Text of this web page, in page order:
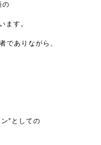
の
ます。
でありながら、
”としての